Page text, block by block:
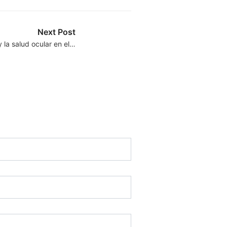
Next Post
la salud ocular en el…